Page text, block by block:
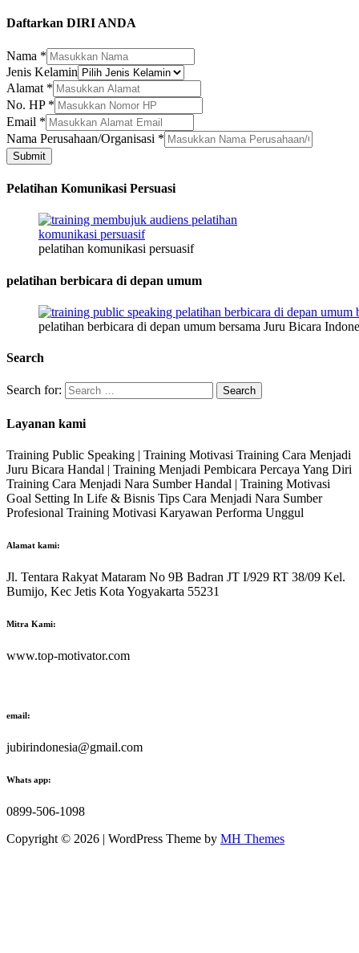
Daftarkan DIRI ANDA
Nama *
Jenis Kelamin
Jenis
No.
Nama
Alamat *
No. HP *
Email *
Nama Perusahaan/Organisasi *
Submit
Pelatihan Komunikasi Persuasi
pelatihan komunikasi persuasif
pelatihan berbicara di depan umum
pelatihan berbicara di depan umum bersama Juru Bicara
Search
Search for:
Layanan kami
Training Public Speaking | Training Motivasi Training Cara Menjadi
Juru Bicara Handal | Training Menjadi Pembicara Percaya Yang Diri
Training Cara Menjadi Nara Sumber Handal | Training Motivasi
Goal Setting In Life & Bisnis Tips Cara Menjadi Nara Sumber
Profesional Training Motivasi Karyawan Performa Unggul
Alamat kami:
Jl. Tentara Rakyat Mataram No 9B Badran JT I/929 RT 38/09 Kel.
Bumijo, Kec Jetis Kota Yogyakarta 55231
Mitra Kami:
www.top-motivator.com
email:
jubirindonesia@gmail.com
Whats app:
0899-506-1098
Copyright © 2026 | WordPress Theme by MH Themes